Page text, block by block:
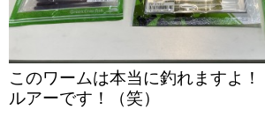
このワームは本当に釣れますよ
ルアーです！（笑）